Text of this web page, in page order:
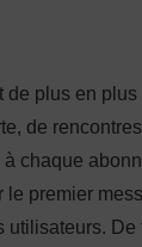
de plus en
de
chaque
premier
utilisateurs. De